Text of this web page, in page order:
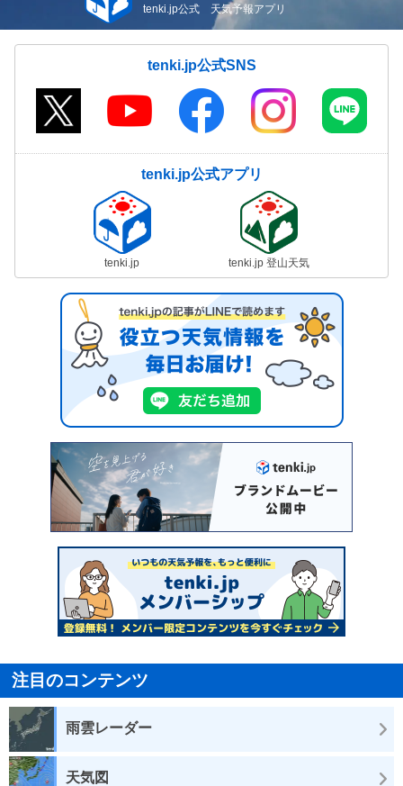
tenki.jp公式 天気予報アプリ
tenki.jp公式SNS
tenki.jp公式アプリ
tenki.jp tenki.jp 登山天気
注目のコンテンツ
雨雲レーダー
天気図